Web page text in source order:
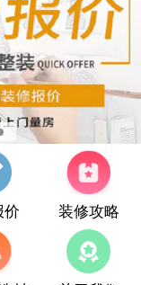
价 装修攻略